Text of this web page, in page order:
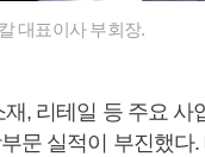
대표이사 부회장.
, 리테일 등 주요 사
문 실적이 부진했다.